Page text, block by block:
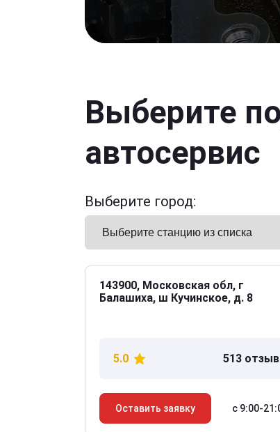
Выберите
автосервис
Выберите город:
143900, Московская обл, г
Балашиха, ш Кучинское, д. 8
5.0 513
Оставить заявку с 9:00-